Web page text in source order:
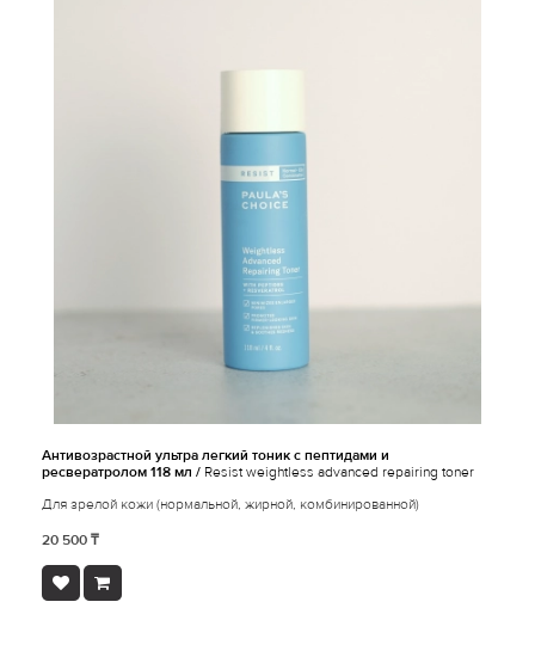
Антивозрастной ультра легкий тоник с пептидами и
ресвератролом 118 мл / Resist weightless advanced repairing toner
Для зрелой кожи (нормальной, жирной, комбинированной)
20 500 ₸